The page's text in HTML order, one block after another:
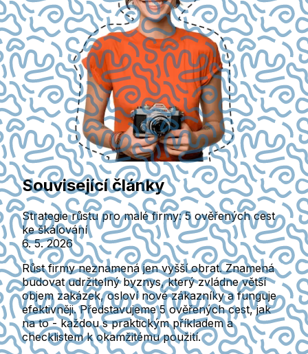
Související články
Strategie růstu pro malé firmy: 5 ověřených cest
ke škálování
6. 5. 2026
Růst firmy neznamená jen vyšší obrat. Znamená
budovat udržitelný byznys, který zvládne větší
objem zakázek, osloví nové zákazníky a funguje
efektivněji. Představujeme 5 ověřených cest, jak
na to - každou s praktickým příkladem a
checklistem k okamžitému použití.